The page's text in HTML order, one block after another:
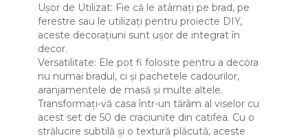
Ușor de Utilizat: Fie că le atârnați pe brad, pe
ferestre sau le utilizați pentru proiecte DIY,
aceste decorațiuni sunt ușor de integrat în
decor.
Versatilitate: Ele pot fi folosite pentru a decora
nu numai bradul, ci și pachetele cadourilor,
aranjamentele de masă și multe altele.
Transformați-vă casa într-un tărâm al viselor cu
acest set de 50 de craciunite din catifea. Cu o
strălucire subtilă și o textură plăcută, aceste